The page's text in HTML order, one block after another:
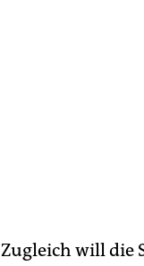
Zugleich will die